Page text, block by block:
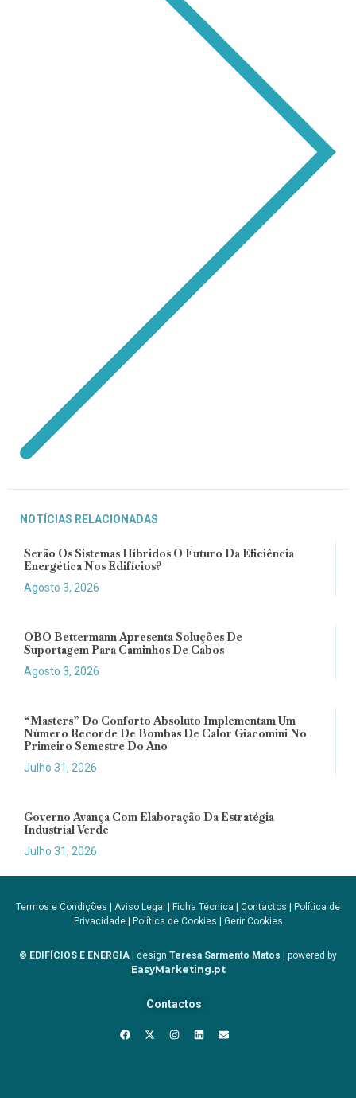
NOTÍCIAS RELACIONADAS
Serão Os Sistemas Híbridos O Futuro Da Eficiência
Energética Nos Edifícios?
Agosto 3, 2026
OBO Bettermann Apresenta Soluções De
Suportagem Para Caminhos De Cabos
Agosto 3, 2026
“Masters” Do Conforto Absoluto Implementam Um
Número Recorde De Bombas De Calor Giacomini No
Primeiro Semestre Do Ano
Julho 31, 2026
Governo Avança Com Elaboração Da Estratégia
Industrial Verde
Julho 31, 2026
Termos e Condições Aviso Legal Ficha Técnica Contactos
Política de
Privacidade| Política de Cookies Gerir Cookies
© EDIFÍCIOS E ENERGIA | design Teresa Sarmento Matos | powered by
EasyMarketing.pt
Contactos